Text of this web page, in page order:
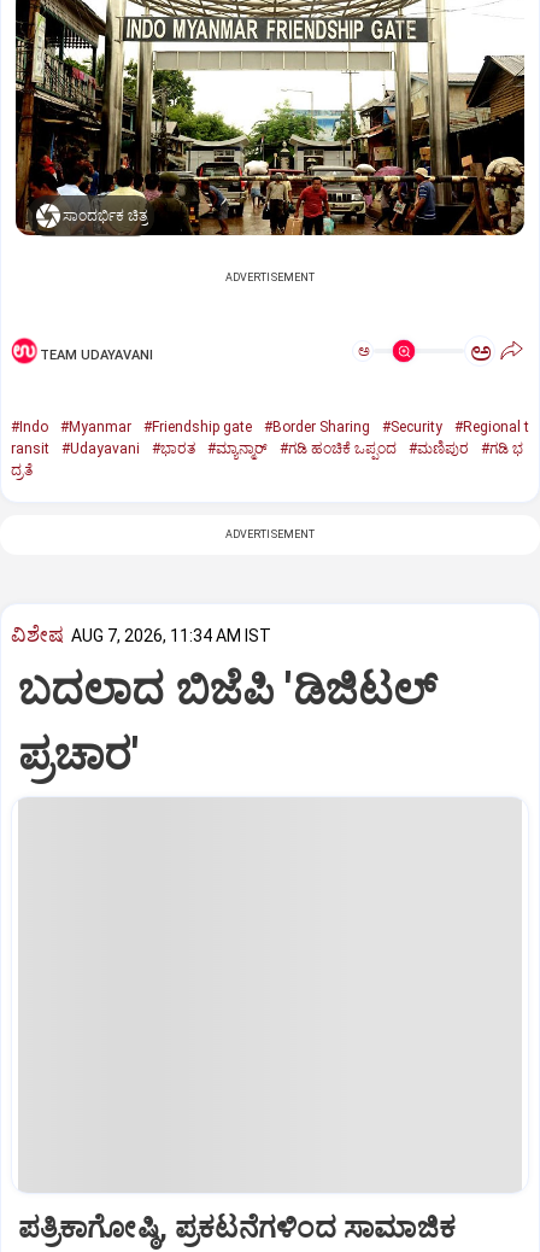
ಸಾಂದರ್ಭಿಕ ಚಿತ್ರ
ADVERTISEMENT
TEAM UDAYAVANI ಅ ಅ
#Indo #Myanmar #Friendship gate #Border Sharing #Security
#Regional t
ransit
#Udayavani #ಭಾರತ #ಮ್ಯಾನ್ಮಾರ್‌ #ಗಡಿ ಹಂಚಿಕೆ ಒಪ್ಪಂದ #ಮಣಿಪುರ
#ಗಡಿ ಭ
ದ್ರತೆ
ADVERTISEMENT
ವಿಶೇಷ AUG 7, 2026, 11:34 AM IST
ಬದಲಾದ ಬಿಜೆಪಿ 'ಡಿಜಿಟಲ್‌
ಪ್ರಚಾರ'
ಪತ್ರಿಕಾಗೋಷ್ಠಿ, ಪ್ರಕಟನೆಗಳಿಂದ ಸಾಮಾಜಿಕ